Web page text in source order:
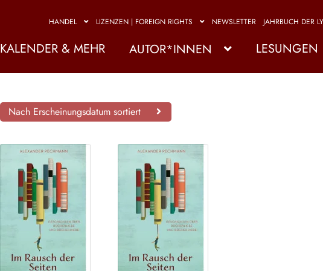
HANDEL LIZENZEN | FOREIGN RIGHTS NEWSLETTER JAHRBUCH DER
KALENDER & MEHR AUTOR*INNEN LESUNGEN
Nach Erscheinungsdatum sortiert